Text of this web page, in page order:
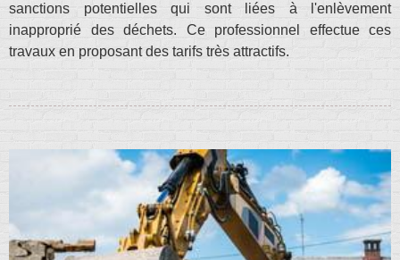
sanctions potentielles qui sont liées à l'enlèvement
inapproprié des déchets. Ce professionnel effectue ces
travaux en proposant des tarifs très attractifs.